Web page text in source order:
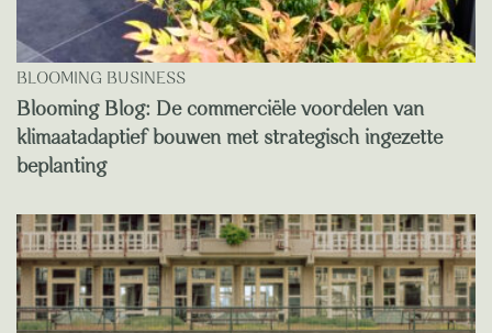
BLOOMING BUSINESS
Blooming Blog: De commerciële voordelen van
klimaatadaptief bouwen met strategisch ingezette
beplanting